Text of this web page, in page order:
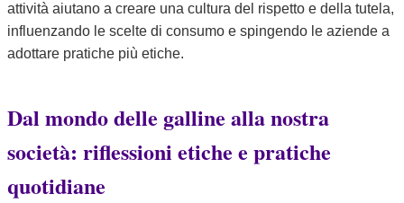
attività aiutano a creare una cultura del rispetto e della tutela,
influenzando le scelte di consumo e spingendo le aziende a
adottare pratiche più etiche.
Dal mondo delle galline alla nostra
società: riflessioni etiche e pratiche
quotidiane